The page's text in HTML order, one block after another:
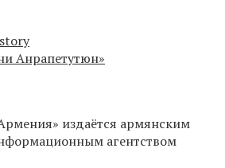
Анрапетутюн»
издаётся армянским
агентством